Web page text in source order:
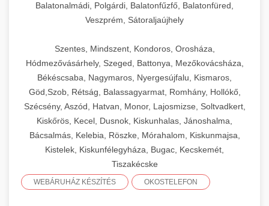
Balatonalmádi, Polgárdi, Balatonfűzfő, Balatonfüred,
Veszprém, Sátoraljaújhely
Szentes, Mindszent, Kondoros, Orosháza,
Hódmezővásárhely, Szeged, Battonya, Mezőkovácsháza,
Békéscsaba, Nagymaros, Nyergesújfalu, Kismaros,
Göd,Szob, Rétság, Balassagyarmat, Romhány, Hollókő,
Szécsény, Aszód, Hatvan, Monor, Lajosmizse, Soltvadkert,
Kiskőrös, Kecel, Dusnok, Kiskunhalas, Jánoshalma,
Bácsalmás, Kelebia, Röszke, Mórahalom, Kiskunmajsa,
Kistelek, Kiskunfélegyháza, Bugac, Kecskemét,
Tiszakécske
WEBÁRUHÁZ KÉSZÍTÉS OKOSTELEFON